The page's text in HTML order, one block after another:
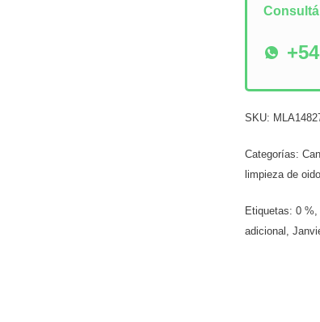
SKU:
Categorías:
limpieza de
Etiquetas:0 %
adicional ,